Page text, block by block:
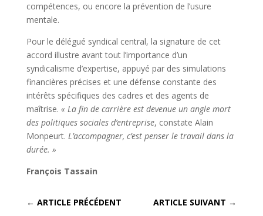
compétences, ou encore la prévention de l’usure
mentale.
Pour le délégué syndical central, la signature de cet
accord illustre avant tout l’importance d’un
syndicalisme d’expertise, appuyé par des simulations
financières précises et une défense constante des
intérêts spécifiques des cadres et des agents de
maîtrise. « La fin de carrière est devenue un angle mort
des politiques sociales d’entreprise, constate Alain
Monpeurt. L’accompagner, c’est penser le travail dans la
durée. »
François Tassain
← ARTICLE PRÉCÉDENT ARTICLE SUIVANT →